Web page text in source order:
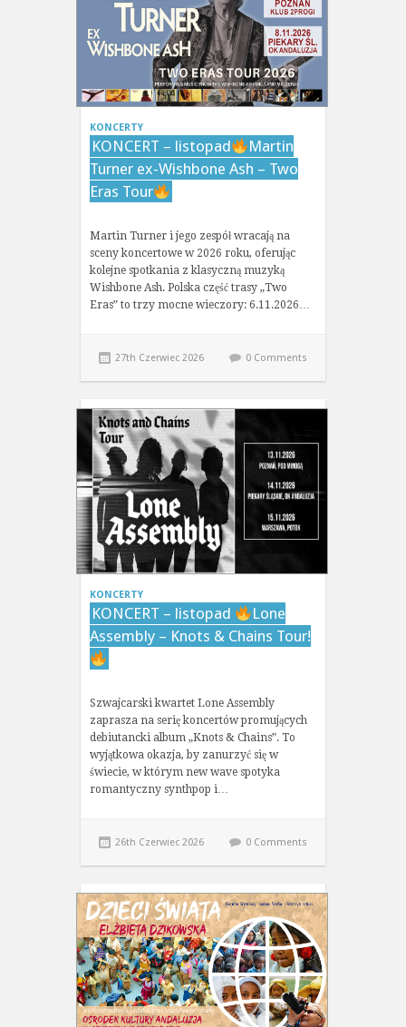
KONCERTY
KONCERT – listopad
Martin
Turner ex-Wishbone Ash – Two
Eras Tour
Martin Turner i jego zespół wracają na
sceny koncertowe w 2026 roku, oferując
kolejne spotkania z klasyczną muzyką
Wishbone Ash. Polska część trasy „Two
Eras” to trzy mocne wieczory: 6.11.2026…
27th Czerwiec 2026 0 Comments
KONCERTY
KONCERT – listopad
Lone
Assembly – Knots & Chains Tour!
Szwajcarski kwartet Lone Assembly
zaprasza na serię koncertów promujących
debiutancki album „Knots & Chains”. To
wyjątkowa okazja, by zanurzyć się w
świecie, w którym new wave spotyka
romantyczny synthpop i…
26th Czerwiec 2026 0 Comments